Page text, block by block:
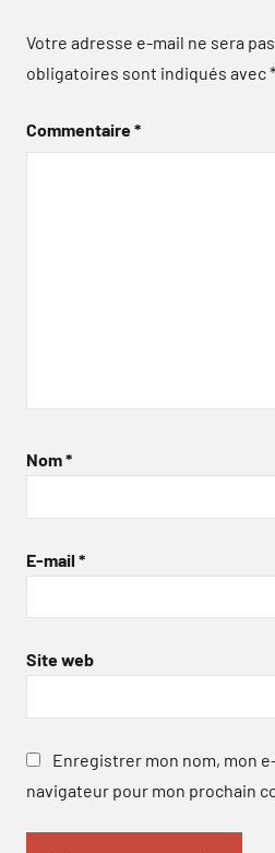
Votre adresse e-mail ne sera
obligatoires sont indiqués avec*
Commentaire*
Nom*
E-mail *
Site web
Enregistrer mon nom, mon
navigateur pour mon prochain